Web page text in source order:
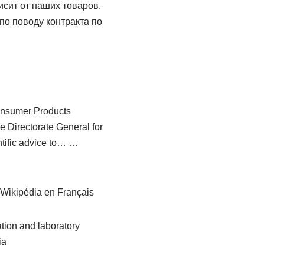
от наших товаров.
поводу контракта по
Products
Directorate General for
advice to… …
en Français
and laboratory